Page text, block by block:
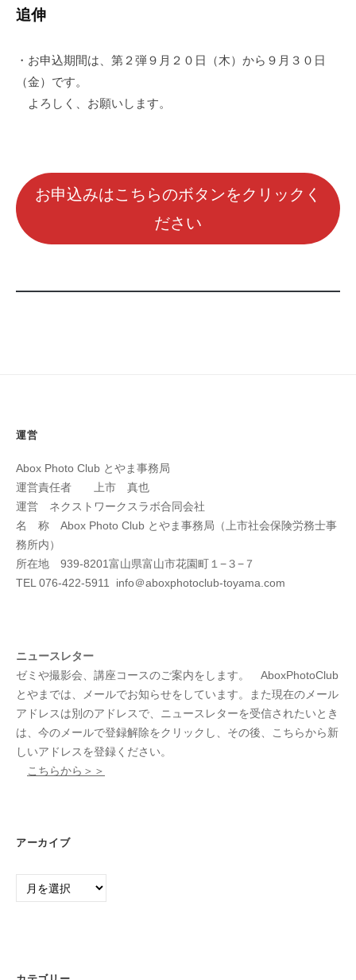
追伸
・お申込期間は、第２弾９月２０日（木）から９月３０日
（金）です。
よろしく、お願いします。
お申込みはこちらのボタンをクリックく
ださい
運営
Abox Photo Club とやま事務局
運営責任者 上市 真也
運営 ネクストワークスラボ合同会社
名 称 Abox Photo Club とやま事務局（上市社会保険労務士事
務所内）
所在地 939-8201富山県富山市花園町１−３−７
TEL 076-422-5911 info＠aboxphotoclub-toyama.com
ニュースレター
ゼミや撮影会、講座コースのご案内をします。 AboxPhotoClub
とやまでは、メールでお知らせをしています。また現在のメール
アドレスは別のアドレスで、ニュースレターを受信されたいとき
は、今のメールで登録解除をクリックし、その後、こちらから新
しいアドレスを登録ください。
こちらから＞＞
アーカイブ
ア